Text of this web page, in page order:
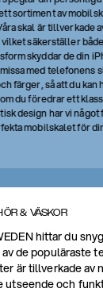
sortiment av
skal är tillverkade
säkerställer
skyddar de din
med telefonens
färger, så att du kan
du föredrar ett
design har vi något
mobilskalet för
& VÄSKOR
hittar du
de populäraste
är tillverkade av
utseende och